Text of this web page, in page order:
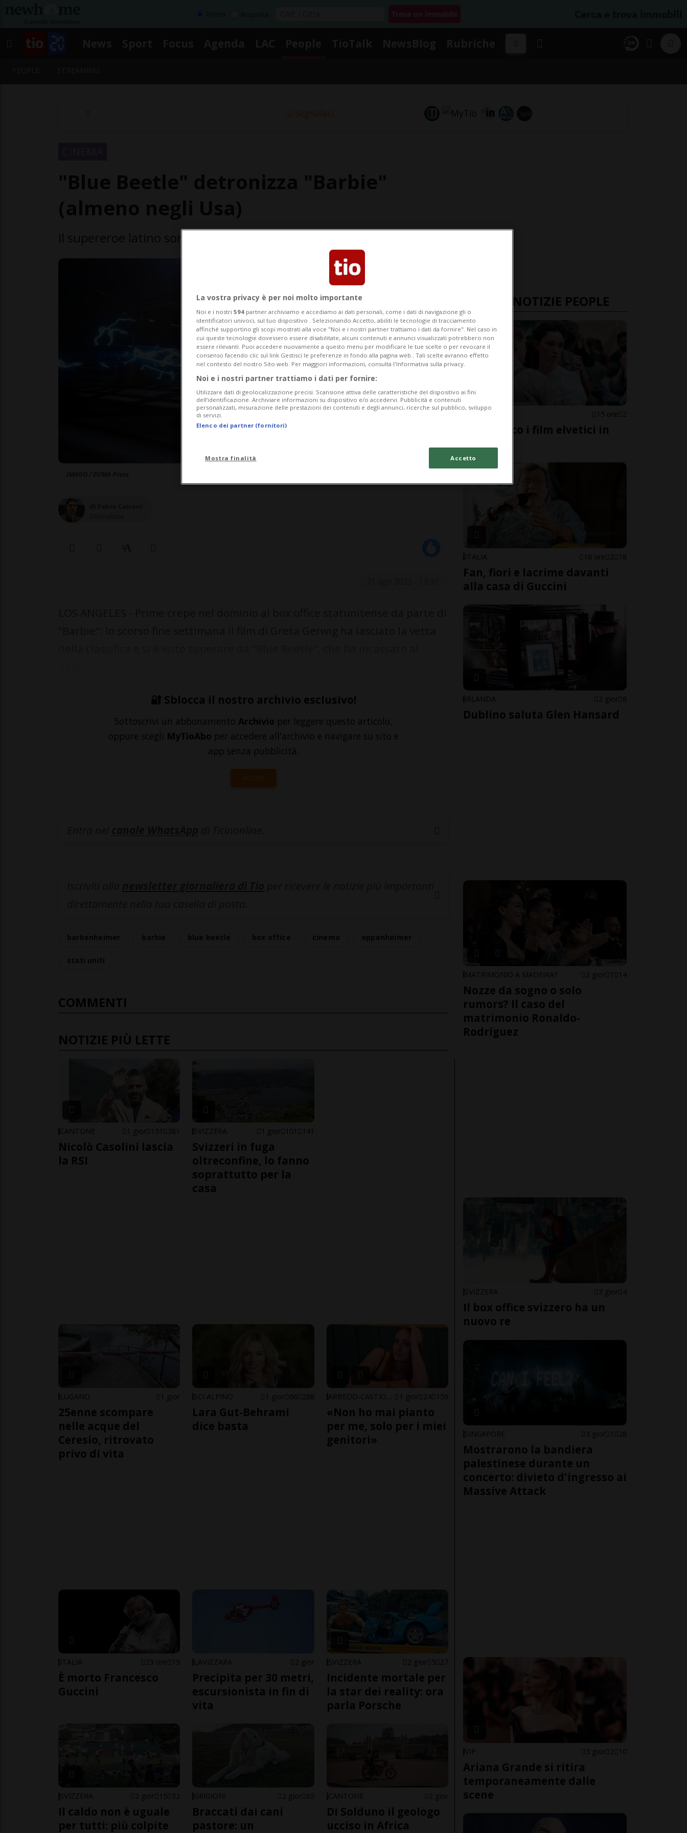
Segnalaci
🔐 Sblocca il nostro archivio esclusivo!
Sottoscrivi un abbonamento Archivio per leggere questo articolo,
oppure scegli MyTioAbo per accedere all'archivio e navigare su sito e
app senza pubblicità.
ACCEDI
COMMENTI
NOTIZIE PIÙ LETTE
CANTONE 1 gior 151 381
Nicolò Casolini lascia
la RSI
SVIZZERA 1 gior 101 141
Svizzeri in fuga
oltreconfine, lo fanno
soprattutto per la
casa
LUGANO 1 gior
25enne scompare
nelle acque del
Ceresio, ritrovato
privo di vita
SCI ALPINO 1 gior 66 288
Lara Gut-Behrami
dice basta
1 gior 24 159
«Non ho mai pianto
per me, solo per i miei
genitori»
ITALIA 23 ore 19
È morto Francesco
Guccini
LAVIZZARA 2 gior
Precipita per 30 metri,
escursionista in fin di
vita
SVIZZERA 2 gior 5 27
Incidente mortale per
la star dei reality: ora
parla Porsche
SVIZZERA 2 gior 15 32
Il caldo non è uguale
per tutti: più colpite
GRIGIONI 2 gior 65
Braccati dai cani
pastore: un
CANTONE 2 gior
Di Solduno il geologo
ucciso in Africa
ULTIME NOTIZIE PEOPLE
SVIZZERA 15 ore 2
Oscar: ecco i film elvetici in
ITALIA 18 ore 2 18
Fan, fiori e lacrime davanti
alla casa di Guccini
IRLANDA 2 gior 6
Dublino saluta Glen Hansard
MATRIMONIO A MADEIRA? 3 gior 1 14
Nozze da sogno o solo
rumors? Il caso del
matrimonio Ronaldo-
Rodríguez
SVIZZERA 3 gior 4
Il box office svizzero ha un
nuovo re
SINGAPORE 3 gior 1 28
Mostrarono la bandiera
palestinese durante un
concerto: divieto d'ingresso ai
Massive Attack
VIP 3 gior 2 10
Ariana Grande si ritira
temporaneamente dalle
scene
La vostra privacy è per noi molto importante
Noi e i nostri 594 partner archiviamo e accediamo ai dati personali, come i dati di navigazione gli o
identificatori univoci, sul tuo dispositivo . Selezionando Accetto, abiliti le tecnologie di tracciamento
affinché supportino gli scopi mostrati alla voce "Noi e i nostri partner trattiamo i dati da fornire". Nel caso in
cui queste tecnologie dovessero essere disabilitate, alcuni contenuti e annunci visualizzati potrebbero non
essere rilevanti. Puoi accedere nuovamente a questo menu per modificare le tue scelte o per revocare il
consenso facendo clic sul link Gestisci le preferenze in fondo alla pagina web.. Tali scelte avranno effetto
nel contesto del nostro Sito web. Per maggiori informazioni, consulta l'Informativa sulla privacy.
Noi e i nostri partner trattiamo i dati per fornire:
Utilizzare dati di geolocalizzazione precisi. Scansione attiva delle caratteristiche del dispositivo ai fini
dell’identificazione. Archiviare informazioni su dispositivo e/o accedervi. Pubblicità e contenuti
personalizzati, misurazione delle prestazioni dei contenuti e degli annunci, ricerche sul pubblico, sviluppo
di servizi.
Elenco dei partner (fornitori)
Mostra finalità Accetto